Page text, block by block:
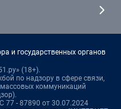
и государственных органов
(18+).
по надзору в сфере связи,
коммуникаций
- 87890 от 30.07.2024